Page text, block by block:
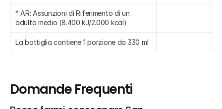
* AR: Assunzioni di Riferimento di un
adulto medio (8.400 kJ/2.000 kcal)
La bottiglia contiene 1 porzione da 330 ml
Domande Frequenti